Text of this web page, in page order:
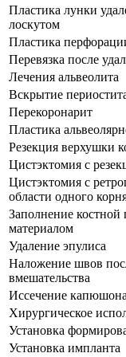
Пластика лунки
лоскутом
Пластика
Перевязка после
Лечения альвеолита
Вскрытие
Перекоронарит
Пластика
Резекция верхушки
Цистэктомия с
Цистэктомия с
области одного
Заполнение костной
материалом
Удаление эпулиса
Наложение швов
вмешательства
Иссечение
Хирургическое
Установка
Установка импланта